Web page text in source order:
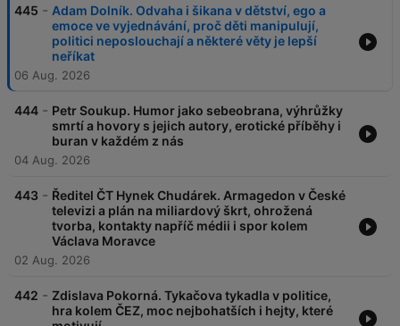
445 - Adam Dolník. Odvaha i šikana v dětství, ego a
emoce ve vyjednávání, proč děti manipulují,
politici neposlouchají a některé věty je lepší
neříkat
06 Aug. 2026
444 - Petr Soukup. Humor jako sebeobrana, výhrůžky
smrtí a hovory s jejich autory, erotické příběhy i
buran v každém z nás
04 Aug. 2026
443 - Ředitel ČT Hynek Chudárek. Armagedon v České
televizi a plán na miliardový škrt, ohrožená
tvorba, kontakty napříč médii i spor kolem
Václava Moravce
02 Aug. 2026
442 - Zdislava Pokorná. Tykačova tykadla v politice,
hra kolem ČEZ, moc nejbohatších i hejty, které